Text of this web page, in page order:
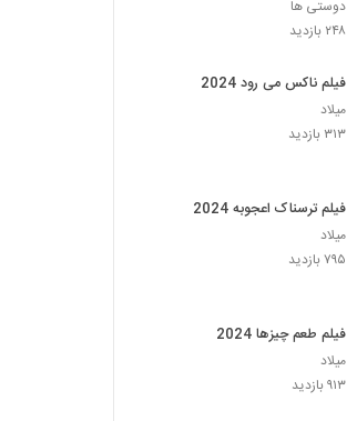
دوستی ها
۲۴۸ بازدید
فیلم ناکس می رود 2024
میلاد
۳۱۳ بازدید
فیلم ترسناک اعجوبه 2024
میلاد
۷۹۵ بازدید
فیلم طعم چیزها 2024
میلاد
۹۱۳ بازدید